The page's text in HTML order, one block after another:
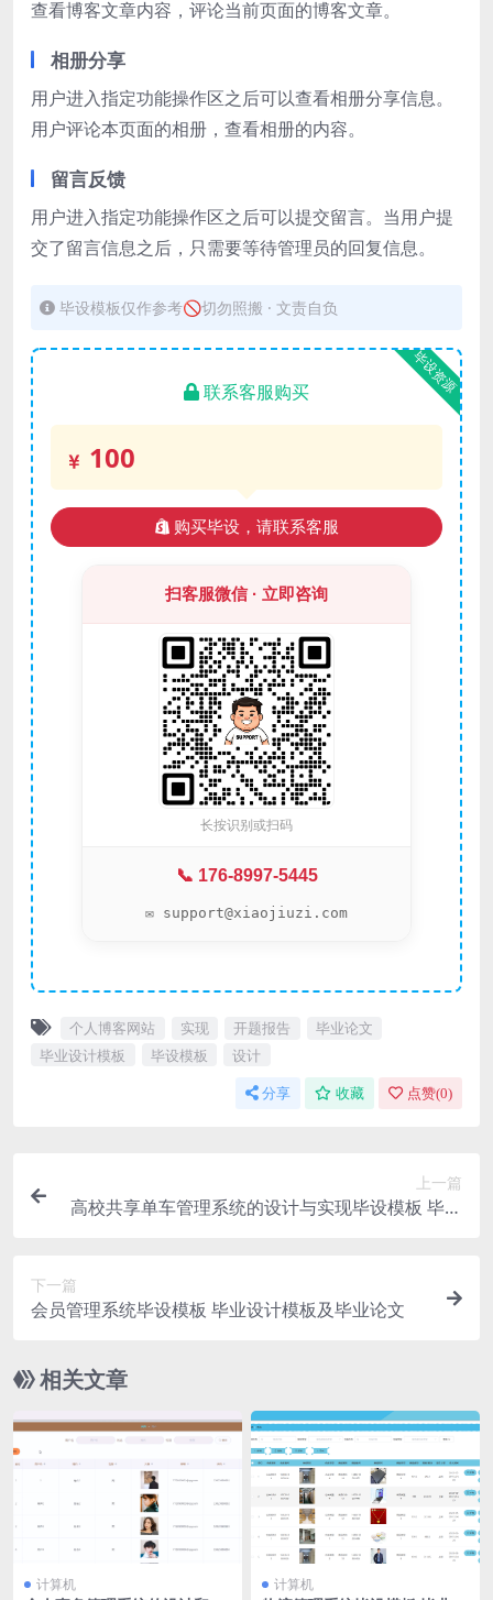
查看博客文章内容，评论当前页面的博客文章。
相册分享
用户进入指定功能操作区之后可以查看相册分享信息。
用户评论本页面的相册，查看相册的内容。
留言反馈
用户进入指定功能操作区之后可以提交留言。当用户提
交了留言信息之后，只需要等待管理员的回复信息。
毕设模板仅作参考🚫切勿照搬 · 文责自负
毕设资源
联系客服购买
100
购买毕设，请联系客服
扫客服微信 · 立即咨询
长按识别或扫码
📞 176-8997-5445
✉️ support@xiaojiuzi.com
个人博客网站 实现 开题报告
毕业论文
毕业设计模板
毕设模板 设计
分享 收藏 点赞(0)
上一篇
高校共享单车管理系统的设计与实现毕设模板 毕业
下一篇
会员管理系统毕设模板 毕业设计模板及毕业论文
相关文章
计算机 计算机